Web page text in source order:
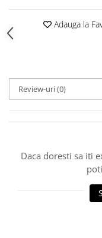
Adauga la
Review-uri(0)
Daca doresti sa iti